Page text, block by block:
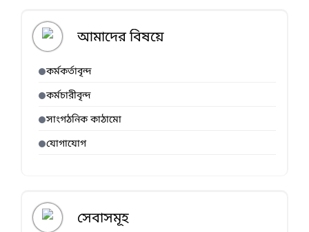
আমাদের বিষয়ে
কর্মকর্তাবৃন্দ
কর্মচারীবৃন্দ
সাংগঠনিক কাঠামো
যোগাযোগ
সেবাসমূহ